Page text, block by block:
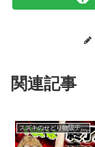
関連記事
スズキのせどり物販チャンネル